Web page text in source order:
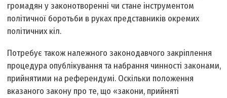
громадян у законотворенні чи стане інструментом
політичної боротьби в руках представників окремих
політичних кіл.
Потребує також належного законодавчого закріплення
процедура опублікування та набрання чинності законами,
прийнятими на референдумі. Оскільки положення
вказаного закону про те, що «закони, прийняті